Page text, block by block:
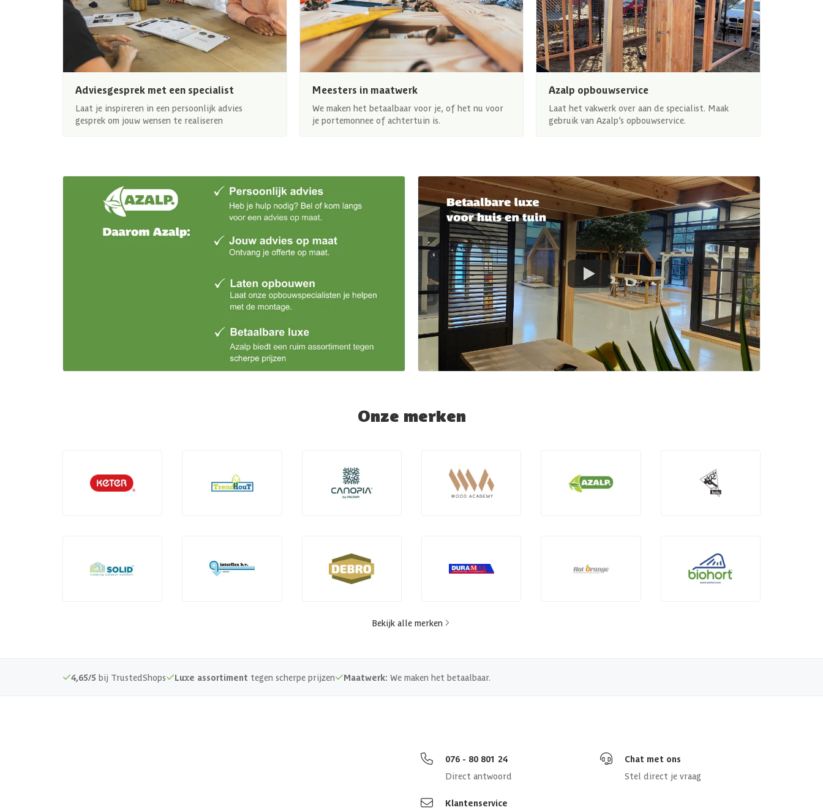
Adviesgesprek met een specialist
Laat je inspireren in een persoonlijk advies
gesprek om jouw wensen te realiseren
Meesters in maatwerk
We maken het betaalbaar voor je, of het nu voor
je portemonnee of achtertuin is.
Azalp opbouwservice
Laat het vakwerk over aan de specialist. Maak
gebruik van Azalp’s opbouwservice.
Onze merken
Bekijk alle merken
4,65/5 bij TrustedShops Luxe assortiment tegen scherpe prijzen Maatwerk: We maken het betaalbaar.
076 - 80 801 24
Direct antwoord
Chat met ons
Stel direct je vraag
Klantenservice